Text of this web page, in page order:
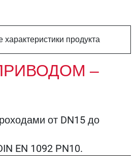
продукта
–
от DN15 до
EN 1092 PN10.